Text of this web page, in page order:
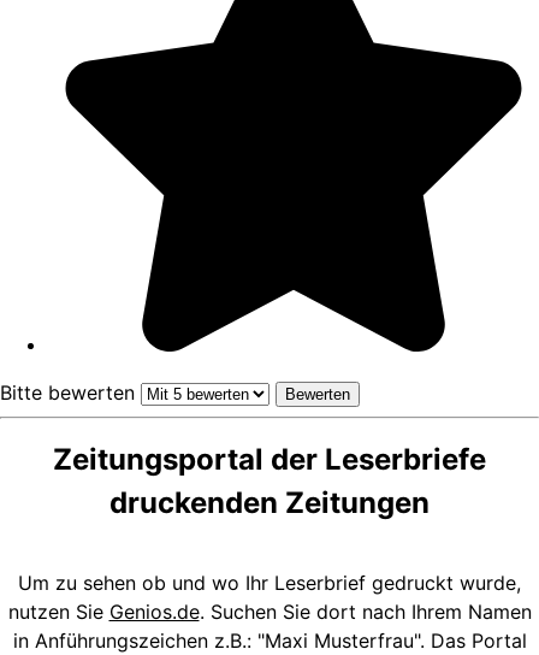
Bitte bewerten
Zeitungsportal der Leserbriefe
druckenden Zeitungen
Um zu sehen ob und wo Ihr Leserbrief gedruckt wurde,
nutzen Sie Genios.de. Suchen Sie dort nach Ihrem Namen
in Anführungszeichen z.B.: "Maxi Musterfrau". Das Portal